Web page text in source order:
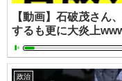
【動画】石破茂さん
するも更に大炎上
政治